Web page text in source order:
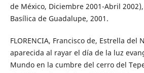
de México, Diciembre 2001-Abril
Basílica de Guadalupe, 2001.
FLORENCIA, Francisco de, Estrella del
aparecida al rayar el día de la luz
Mundo en la cumbre del cerro del